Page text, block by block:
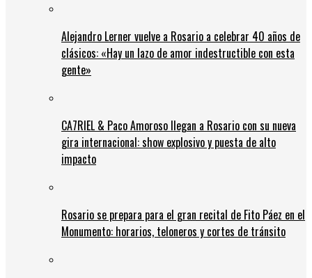
Alejandro Lerner vuelve a Rosario a celebrar 40 años de
clásicos: «Hay un lazo de amor indestructible con esta
gente»
CA7RIEL & Paco Amoroso llegan a Rosario con su nueva
gira internacional: show explosivo y puesta de alto
impacto
Rosario se prepara para el gran recital de Fito Páez en el
Monumento: horarios, teloneros y cortes de tránsito